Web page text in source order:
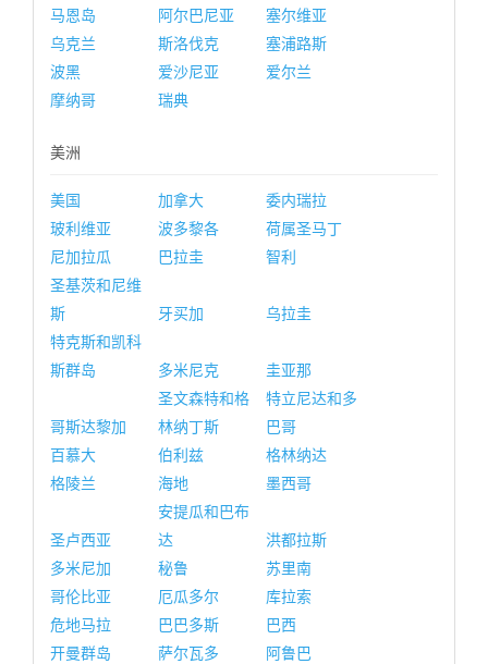
马恩岛
阿尔巴尼亚
塞尔维亚
乌克兰
斯洛伐克
塞浦路斯
波黑
爱沙尼亚
爱尔兰
摩纳哥
瑞典
美洲
美国 加拿大
委内瑞拉
玻利维亚
波多黎各
荷属圣马丁
尼加拉瓜
巴拉圭
智利
圣基茨和尼维
斯
牙买加
乌拉圭
特克斯和凯科
斯群岛
多米尼克 圭亚那
哥斯达黎加
圣文森特和格
林纳丁斯
特立尼达和多
巴哥
百慕大
伯利兹
格林纳达
格陵兰
海地 墨西哥
圣卢西亚
安提瓜和巴布
达
洪都拉斯
多米尼加
秘鲁
苏里南
哥伦比亚
厄瓜多尔
库拉索
危地马拉
巴巴多斯
巴西
开曼群岛
萨尔瓦多
阿鲁巴